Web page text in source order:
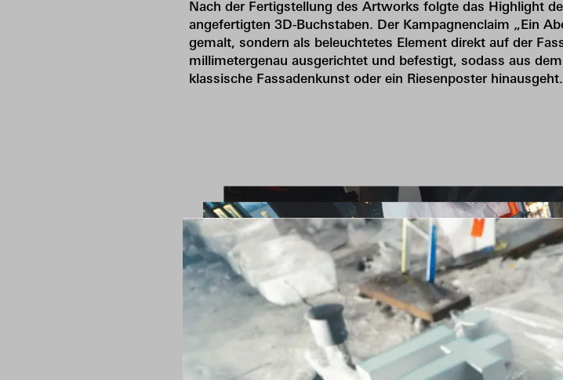
Nach der Fertigstellung des Artworks folgte das Highlight
angefertigten 3D-Buchstaben. Der Kampagnenclaim „Ein
gemalt, sondern als beleuchtetes Element direkt auf der
millimetergenau ausgerichtet und befestigt, sodass aus
klassische Fassadenkunst oder ein Riesenposter hinausgeht.